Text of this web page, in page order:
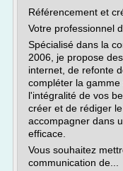
Référencement et
Votre professionnel
Spécialisé dans la
2006, je propose
internet, de refonte
compléter la
l'intégralité de vos
créer et de rédiger
accompagner dans
efficace.
Vous souhaitez
communication de...